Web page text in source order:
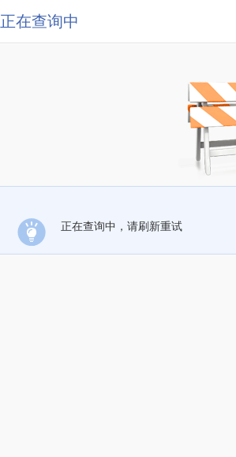
正在查询中
正在查询中，请刷新重试